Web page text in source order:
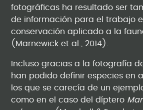
fotográficas ha resultado ser
de información para el trabajo
conservación aplicado a la
(Marnewick et al., 2014).
Incluso gracias a la fotografía
han podido definir especies en
los que se carecía de un
como en el caso del díptero